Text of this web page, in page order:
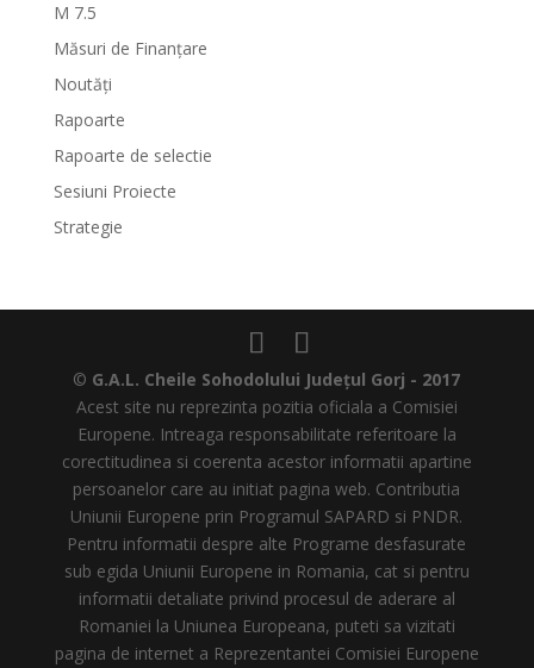
M 7.5
Măsuri de Finanțare
Noutăți
Rapoarte
Rapoarte de selectie
Sesiuni Proiecte
Strategie
© G.A.L. Cheile Sohodolului Județul Gorj - 2017
Acest site nu reprezinta pozitia oficiala a Comisiei
Europene. Intreaga responsabilitate referitoare la
corectitudinea si coerenta acestor informatii apartine
persoanelor care au initiat pagina web. Contributia
Uniunii Europene prin Programul SAPARD si PNDR.
Pentru informatii despre alte Programe desfasurate
sub egida Uniunii Europene in Romania, cat si pentru
informatii detaliate privind procesul de aderare al
Romaniei la Uniunea Europeana, puteti sa vizitati
pagina de internet a Reprezentantei Comisiei Europene